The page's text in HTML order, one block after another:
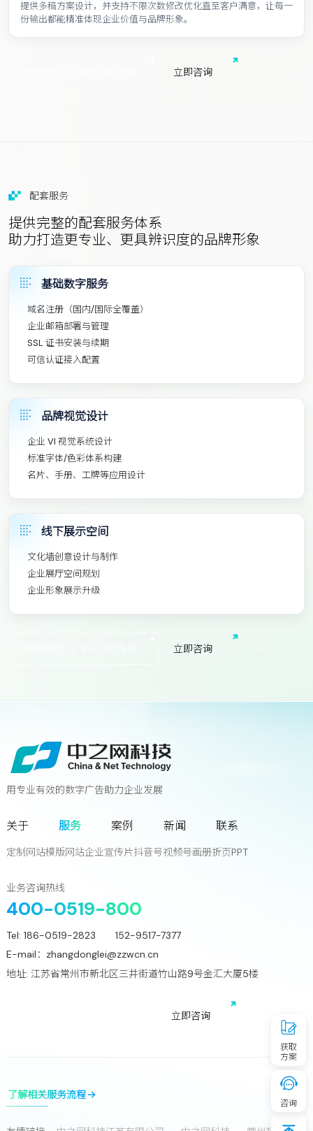
提供多稿方案设计，并支持不限次数修改优化直至客户满意，让每一
份输出都能精准体现企业价值与品牌形象。
立即咨询
配套服务
提供完整的配套服务体系
助力打造更专业、更具辨识度的品牌形象
基础数字服务
域名注册（国内/国际全覆盖）
企业邮箱部署与管理
SSL 证书安装与续期
可信认证接入配置
品牌视觉设计
企业 VI 视觉系统设计
标准字体/色彩体系构建
名片、手册、工牌等应用设计
线下展示空间
文化墙创意设计与制作
企业展厅空间规划
企业形象展示升级
立即咨询
只差一次对话!
用专业有效的数字广告助力企业发展
获取
方案
咨询
关于 服务 案例 新闻 联系
定制网站模版网站企业宣传片抖音号视频号画册折页PPT
业务咨询热线
400-0519-800
Tel: 186-0519-2823 152-9517-7377
E-mail： zhangdonglei@zzwcn.cn
地址: 江苏省常州市新北区三井街道竹山路9号金汇大厦5楼
立即咨询
了解相关服务流程